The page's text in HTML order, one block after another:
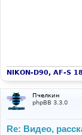
NIKON-D90, AF-S
Пчелкин
phpBB 3.3.0
Re: Видео,